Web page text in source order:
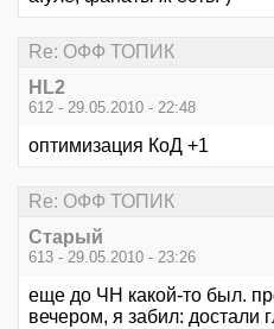
Re: ОФФ ТОПИК
HL2
612 - 29.05.2010 - 22:48
оптимизация КоД +1
Re: ОФФ ТОПИК
Старый
613 - 29.05.2010 - 23:26
еще до ЧН какой-то был.
вечером, я забил: достали